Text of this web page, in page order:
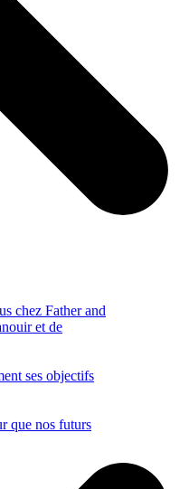
chez Father and
et de
ses objectifs
que nos futurs